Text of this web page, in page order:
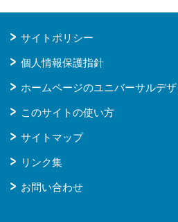
サイトポリシー
個人情報保護指針
ホームページのユニバーサルデ
このサイトの使い方
サイトマップ
リンク集
お問い合わせ